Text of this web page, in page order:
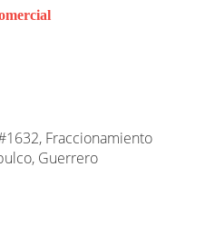
Fraccionamiento
Guerrero